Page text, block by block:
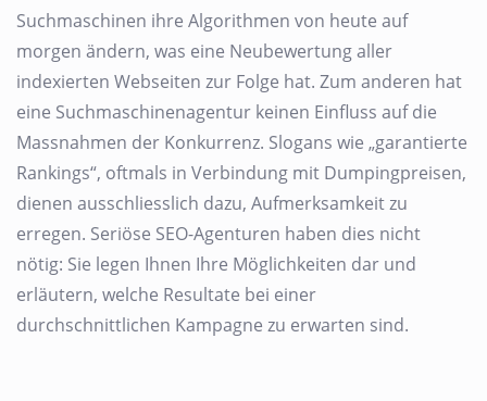
Suchmaschinen ihre Algorithmen von heute auf
morgen ändern, was eine Neubewertung aller
indexierten Webseiten zur Folge hat. Zum anderen hat
eine Suchmaschinenagentur keinen Einfluss auf die
Massnahmen der Konkurrenz. Slogans wie „garantierte
Rankings“, oftmals in Verbindung mit Dumpingpreisen,
dienen ausschliesslich dazu, Aufmerksamkeit zu
erregen. Seriöse SEO-Agenturen haben dies nicht
nötig: Sie legen Ihnen Ihre Möglichkeiten dar und
erläutern, welche Resultate bei einer
durchschnittlichen Kampagne zu erwarten sind.